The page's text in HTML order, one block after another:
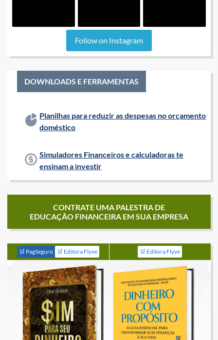
Follow on Instagram
DOWNLOADS E FERRAMENTAS
Planilhas para reduzir as despesas no orçamento
doméstico
Simuladores Financeiros e calculadoras te
ensinam a investir
CONTRATE UMA PALESTRA DE
EDUCAÇÃO FINANCEIRA EM SUA EMPRESA
🛒 PagSeguro 🛒 Editora Flyve 🛒 Editora Flyve